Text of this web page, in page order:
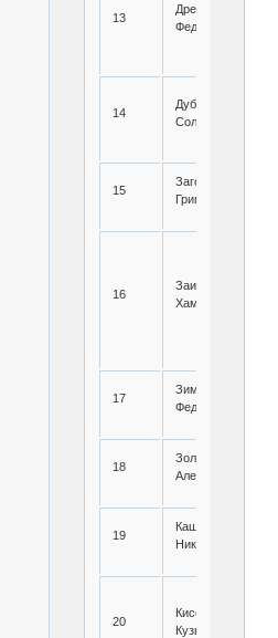
13
Дремов Федор
Федорович
14
Дубров Израиль
Соломонович
15
Загоруленко
Григорий Саввич
16
Заидов Умар
Хам(н)дам(н)ович
17
Зима Григорий
Федорович
18
Золоторев Петр
Александрович
19
Кашин Дмитрий
Никитович
20
Киселев Андрей
Кузьмич